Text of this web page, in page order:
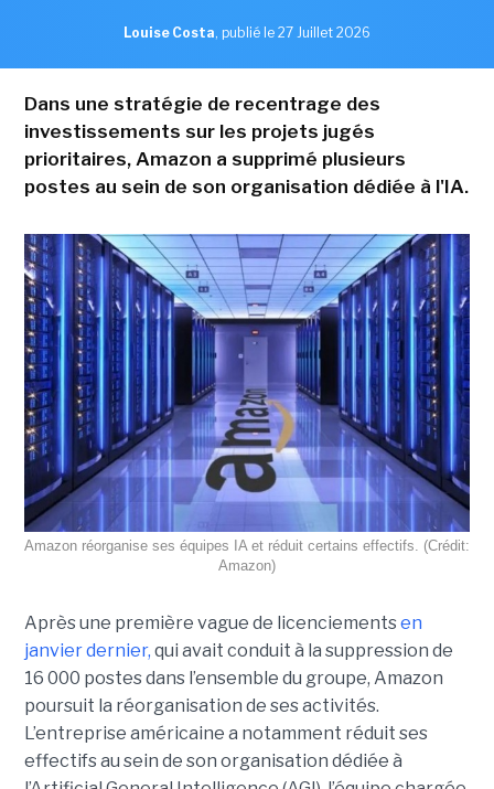
Louise Costa, publié le 27 Juillet 2026
Dans une stratégie de recentrage des
investissements sur les projets jugés
prioritaires, Amazon a supprimé plusieurs
postes au sein de son organisation dédiée à l'IA.
Amazon réorganise ses équipes IA et réduit certains effectifs. (Crédit:
Amazon)
Après une première vague de licenciementsen
janvier dernier, qui avait conduit à la suppression de
16 000 postes dans l’ensemble du groupe, Amazon
poursuit la réorganisation de ses activités.
L’entreprise américaine a notamment réduit ses
effectifs au sein de son organisation dédiée à